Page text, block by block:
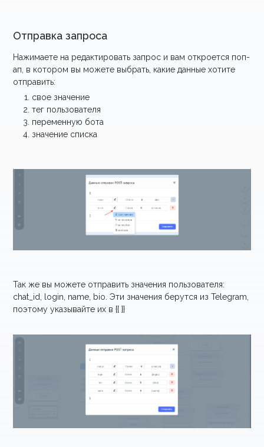
Отправка запроса
Нажимаете на редактировать запрос и вам откроется поп-
ап, в котором вы можете выбрать, какие данные хотите
отправить:
свое значение
тег пользователя
переменную бота
значение списка
Так же вы можете отправить значения пользователя:
chat_id, login, name, bio. Эти значения берутся из Telegram,
поэтому указывайте их в {{ }}